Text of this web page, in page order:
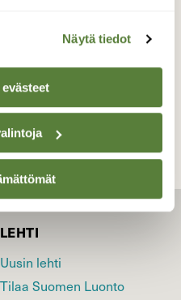
Näytä tiedot
LISTAAN
LEHTI
Uusin lehti
Tilaa Suomen Luonto